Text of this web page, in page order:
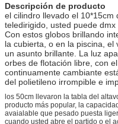
Descripción de producto
el cilindro llevado el
teledirigido, usted puede dmx
Con estos globos brillando
la cubierta, o en la piscina,
un asunto brillante. La luz
orbes de flotación libre, con
continuamente cambiante
del polietileno irrompible e
los 50cm llevaron la tabla del
producto más popular, la
avaialable que pesado puesta
cuando usted abre el partido o el